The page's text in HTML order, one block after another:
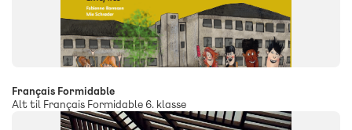
Français Formidable
Alt til Français Formidable 6. klasse